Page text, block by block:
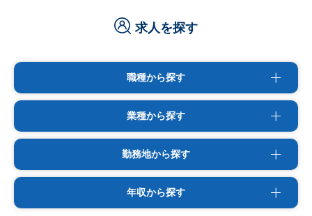
求人を探す
職種から探す
業種から探す
勤務地から探す
年収から探す